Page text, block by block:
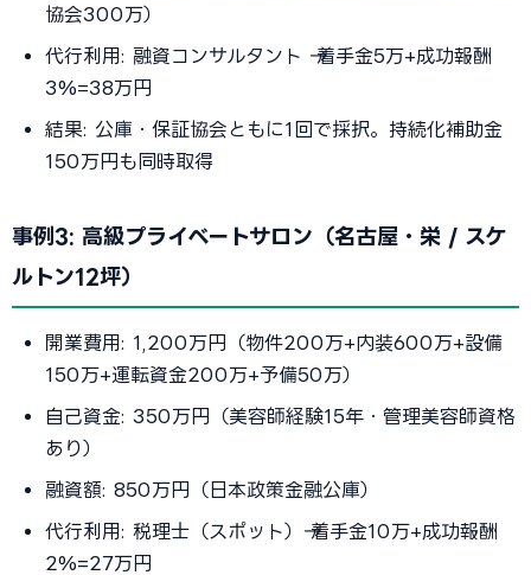
協会300万）
代行利用: 融資コンサルタント → 着手金5万+成功報酬
3%=38万円
結果: 公庫・保証協会ともに1回で採択。持続化補助金
150万円も同時取得
事例3: 高級プライベートサロン（名古屋・栄 / スケ
ルトン12坪）
開業費用: 1,200万円（物件200万+内装600万+設備
150万+運転資金200万+予備50万）
自己資金: 350万円（美容師経験15年・管理美容師資格
あり）
融資額: 850万円（日本政策金融公庫）
代行利用: 税理士（スポット）→ 着手金10万+成功報酬
2%=27万円